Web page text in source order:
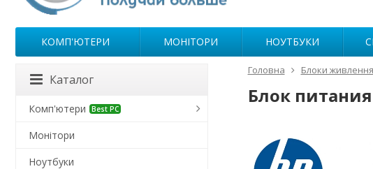
КОМП'ЮТЕРИ МОНІТОРИ НОУТБУКИ
Головна Блоки живлення
Блок
Каталог
Комп'ютери Best PC
Монітори
Ноутбуки